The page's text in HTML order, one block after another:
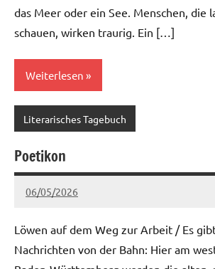
das Meer oder ein See. Menschen, die
schauen, wirken traurig. Ein […]
Weiterlesen
Literarisches Tagebuch
Poetikon
06/05/2026
Ria
Keine
Löwen auf dem Weg zur Arbeit / Es
Nachrichten von der Bahn: Hier am